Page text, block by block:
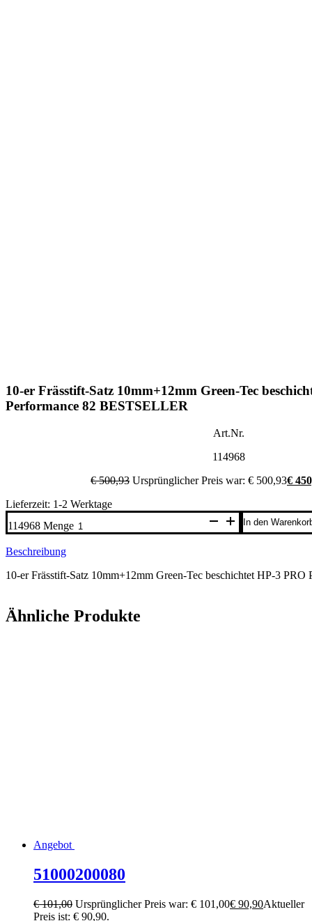
10-er Frässtift-Satz 10mm+12mm Green-Tec
Performance 82 BESTSELLER
Art.Nr.
114968
€500,93 Ursprünglicher Preis war: € 500,93€
Lieferzeit: 1-2 Werktage
114968 Menge
In den
Beschreibung
10-er Frässtift-Satz 10mm+12mm Green-Tec beschichtet HP-3
Ähnliche Produkte
Angebot
51000200080
€101,00 Ursprünglicher Preis war: € 101,00€ 90,90Aktueller
Preis ist: € 90,90.